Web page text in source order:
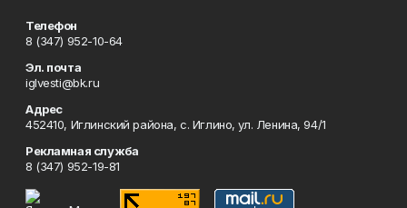
Телефон
8 (347) 952-10-64
Эл. почта
iglvesti@bk.ru
Адрес
452410, Иглинский района, с. Иглино, ул. Ленина, 94/1
Рекламная служба
8 (347) 952-19-81